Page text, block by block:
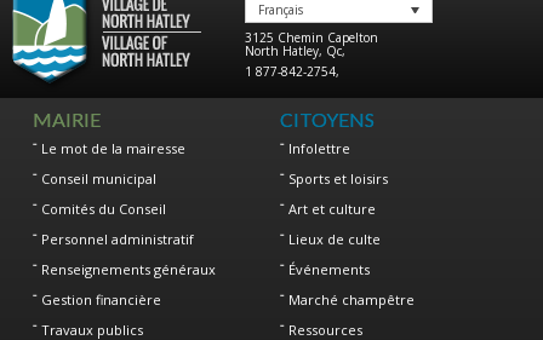
Français
3125 Chemin Capelton
North Hatley, Qc,
1 877-842-2754,
MAIRIE
Le mot de la mairesse
Conseil municipal
Comités du Conseil
Personnel administratif
Renseignements généraux
Gestion financière
Travaux publics
CITOYENS
Infolettre
Sports et loisirs
Art et culture
Lieux de culte
Événements
Marché champêtre
Ressources